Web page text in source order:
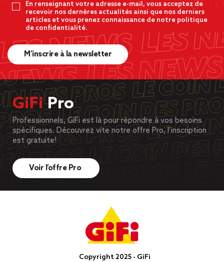
En renseignant votre adresse e-mail, vous acceptez de
recevoir nos dernères actualités ainsi que nos derniers
articles et vous prenez connaissance de notre politique
de confidentialité.
M’inscrire à la newsletter
GiFiPro
Professionnels, GiFi est là pour répondre à vos besoins
spécifiques. Découvrez vite notre offre Pro, l’inscription
est gratuite!
Voir l’offre Pro
Copyright 2025 - GiFi